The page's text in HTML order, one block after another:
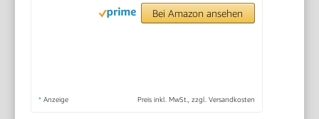
Bei Amazon ansehen
* Anzeige Preis inkl. MwSt., zzgl. Versandkosten